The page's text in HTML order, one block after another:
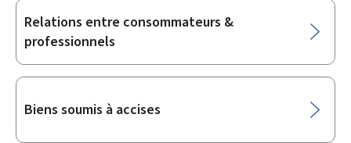
Relations entre consommateurs &
professionnels
Biens soumis à accises